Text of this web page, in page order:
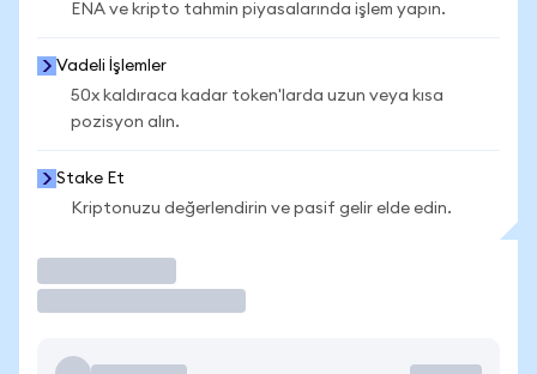
ENA ve kripto tahmin piyasalarında işlem yapın.
Vadeli İşlemler
50x kaldıraca kadar token'larda uzun veya kısa
pozisyon alın.
Stake Et
Kriptonuzu değerlendirin ve pasif gelir elde edin.